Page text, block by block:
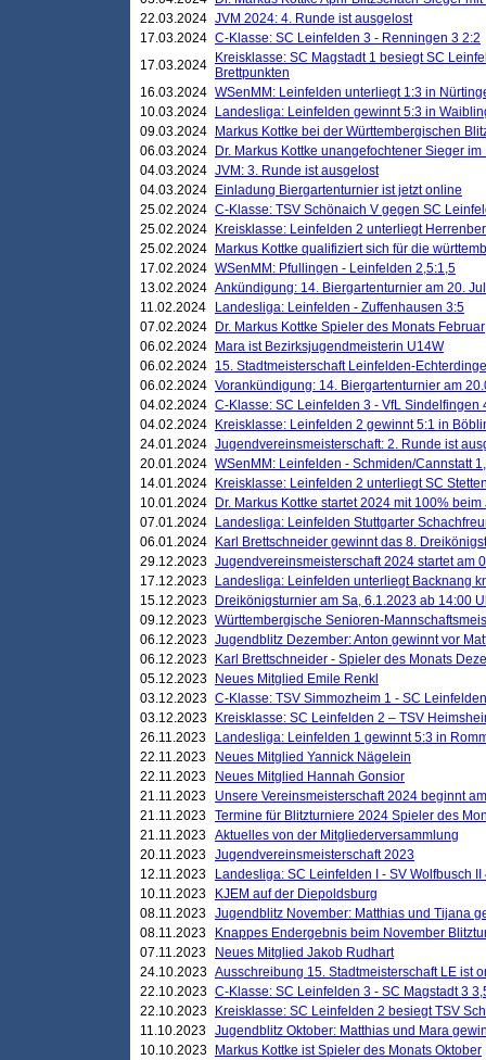
22.03.2024 JVM 2024: 4. Runde ist ausgelost
17.03.2024 C-Klasse: SC Leinfelden 3 - Renningen 3 2:2
17.03.2024
Kreisklasse: SC Magstadt 1 besiegt SC
Brettpunkten
16.03.2024 WSenMM: Leinfelden unterliegt 1:3 in
10.03.2024
Landesliga: Leinfelden gewinnt 5:3 in
09.03.2024
Markus Kottke bei der Württembergischen
06.03.2024
Dr. Markus Kottke unangefochtener Sieger
04.03.2024 JVM: 3. Runde ist ausgelost
04.03.2024
Einladung Biergartenturnier ist jetzt online
25.02.2024 C-Klasse: TSV Schönaich V gegen SC
25.02.2024
Kreisklasse: Leinfelden 2 unterliegt
25.02.2024
Markus Kottke qualifiziert sich für die
17.02.2024 WSenMM: Pfullingen - Leinfelden 2,5:1,5
13.02.2024 Ankündigung: 14. Biergartenturnier am 20.
11.02.2024
Landesliga: Leinfelden - Zuffenhausen 3:5
07.02.2024
Dr. Markus Kottke Spieler des Monats Februar
06.02.2024
Mara ist Bezirksjugendmeisterin U14W
06.02.2024 15. Stadtmeisterschaft Leinfelden-
06.02.2024 Vorankündigung: 14. Biergartenturnier am
04.02.2024 C-Klasse: SC Leinfelden 3 - VfL Sindelfingen
04.02.2024
Kreisklasse: Leinfelden 2 gewinnt 5:1 in
24.01.2024 Jugendvereinsmeisterschaft: 2. Runde ist
20.01.2024 WSenMM: Leinfelden - Schmiden/Cannstatt
14.01.2024
Kreisklasse: Leinfelden 2 unterliegt SC
10.01.2024
Dr. Markus Kottke startet 2024 mit 100%
07.01.2024
Landesliga: Leinfelden Stuttgarter
06.01.2024
Karl Brettschneider gewinnt das 8.
29.12.2023 Jugendvereinsmeisterschaft 2024 startet am
17.12.2023
Landesliga: Leinfelden unterliegt Backnang
15.12.2023
Dreikönigsturnier am Sa, 6.1.2023 ab 14:00
09.12.2023 Württembergische Senioren-
06.12.2023 Jugendblitz Dezember: Anton gewinnt vor
06.12.2023
Karl Brettschneider - Spieler des Monats
05.12.2023
Neues Mitglied Emile Renkl
03.12.2023 C-Klasse: TSV Simmozheim 1 - SC
03.12.2023
Kreisklasse: SC Leinfelden 2 – TSV
26.11.2023
Landesliga: Leinfelden 1 gewinnt 5:3 in
22.11.2023
Neues Mitglied Yannick Nägelein
22.11.2023
Neues Mitglied Hannah Gonsior
21.11.2023
Unsere Vereinsmeisterschaft 2024 beginnt
21.11.2023 Termine für Blitzturniere 2024 Spieler des
21.11.2023 Aktuelles von der Mitgliederversammlung
20.11.2023 Jugendvereinsmeisterschaft 2023
12.11.2023
Landesliga: SC Leinfelden I - SV Wolfbusch II
10.11.2023
KJEM auf der Diepoldsburg
08.11.2023 Jugendblitz November: Matthias und Tijana
08.11.2023
Knappes Endergebnis beim November
07.11.2023
Neues Mitglied Jakob Rudhart
24.10.2023 Ausschreibung 15. Stadtmeisterschaft LE ist
22.10.2023 C-Klasse: SC Leinfelden 3 - SC Magstadt 3
22.10.2023
Kreisklasse: SC Leinfelden 2 besiegt TSV
11.10.2023 Jugendblitz Oktober: Matthias und Mara
10.10.2023
Markus Kottke ist Spieler des Monats Oktober